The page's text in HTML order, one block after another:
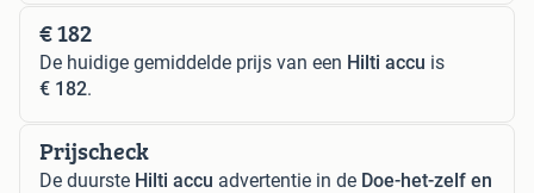
€ 182
De huidige gemiddelde prijs van een Hilti accu is
€ 182.
Prijscheck
De duurste Hilti accu advertentie in de Doe-het-zelf en